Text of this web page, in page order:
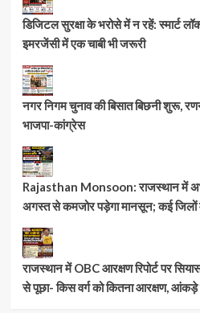
डिजिटल सुरक्षा के भरोसे में न रहें: स्मार्ट
इमरजेंसी में एक चाबी भी जरूरी
नगर निगम चुनाव की बिसात बिछनी शुरू,
भाजपा-कांग्रेस
Rajasthan Monsoon: राजस्थान में
अगस्त से कमजोर पड़ेगा मानसून; कई जिलों में
राजस्थान में OBC आरक्षण रिपोर्ट पर
से पूछा- किस वर्ग को कितना आरक्षण, आंकड़े